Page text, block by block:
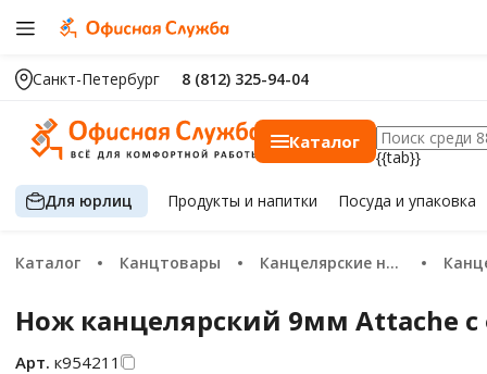
Санкт-Петербург 8 (812) 325-94-04
Каталог
{{tab}}
Для юрлиц Продуктыи напитки Посуда и упаковка
Каталог Канцтовары Канцелярские ножи и ножницы
Нож канцелярский 9мм Attache
Арт. к954211